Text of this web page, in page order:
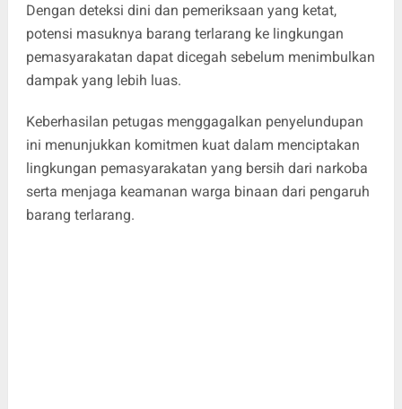
Dengan deteksi dini dan pemeriksaan yang ketat,
potensi masuknya barang terlarang ke lingkungan
pemasyarakatan dapat dicegah sebelum menimbulkan
dampak yang lebih luas.
Keberhasilan petugas menggagalkan penyelundupan
ini menunjukkan komitmen kuat dalam menciptakan
lingkungan pemasyarakatan yang bersih dari narkoba
serta menjaga keamanan warga binaan dari pengaruh
barang terlarang.